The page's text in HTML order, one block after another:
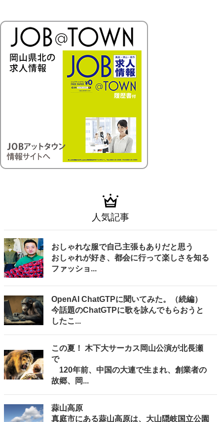
人気記事
おしゃれな服で自己主張もありだと思う
おしゃれが好き、都会に行って楽しさを知る
ファッショ...
OpenAI ChatGTPに聞いてみた。（続編）
今話題のChatGTPに歌を詠んでもらおうと
したこ...
この夏！ 木下大サーカス岡山公演が北長瀬
で
120年前、中国の大連で生まれ、創業者の
故郷、岡...
蒜山高原
真庭市にある蒜山高原は、大山隠岐国立公園